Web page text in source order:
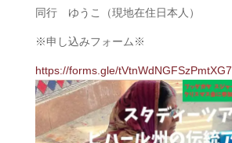
同行 ゆうこ（現地在住日本人）
※申し込みフォーム※
https://forms.gle/tVtnWdNGFSzPmtXG7